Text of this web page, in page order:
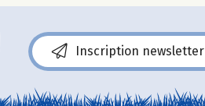
Inscription newsletter